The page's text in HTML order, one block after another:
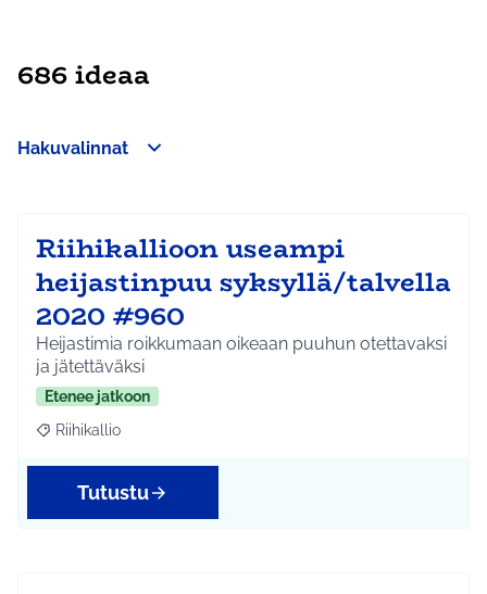
686 ideaa
Hakuvalinnat
−
Riihikallioon useampi
heijastinpuu syksyllä/talvella
2020 #960
Heijastimia roikkumaan oikeaan puuhun otettavaksi
ja jätettäväksi
Etenee jatkoon
Rajaa tulokset aihepiirin mukaan: Riihikallio
Riihikallio
Tutustu